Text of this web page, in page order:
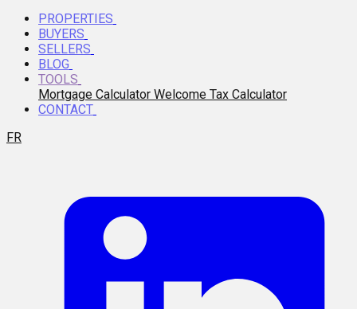
PROPERTIES
BUYERS
SELLERS
BLOG
TOOLS
Mortgage Calculator Welcome Tax Calculator
CONTACT
FR